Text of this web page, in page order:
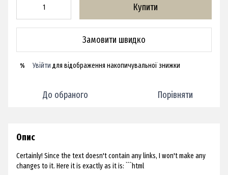
Купити
Замовити швидко
% Увійти для відображення накопичувальної знижки
До обраного Порівняти
Опис
Certainly! Since the text doesn't contain any links, I won't make any
changes to it. Here it is exactly as it is: ```html